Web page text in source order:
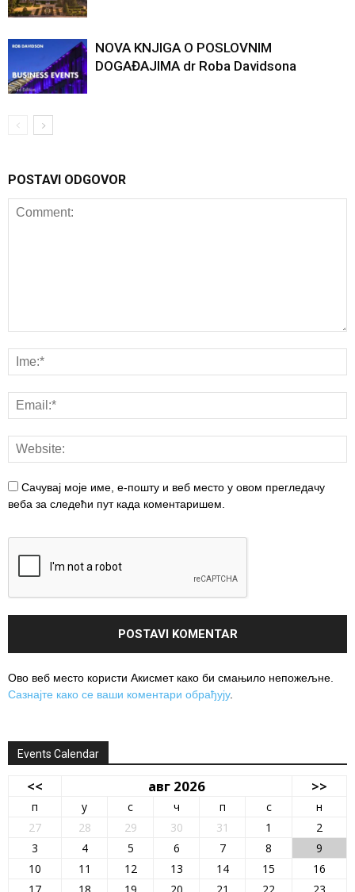
NOVA KNJIGA O POSLOVNIM
DOGAĐAJIMA dr Roba Davidsona
POSTAVI ODGOVOR
Сачувај моје име, е-пошту и веб место у овом прегледачу
веба за следећи пут када коментаришем.
Ово веб место користи Акисмет како би смањило непожељне.
Сазнајте како се ваши коментари обрађују.
Events Calendar
<< авг 2026 >>
п у с ч п с
н
27
28 29 30 31 1
2
3
4 5 6 7 8
9
10
11 12 13 14 15
16